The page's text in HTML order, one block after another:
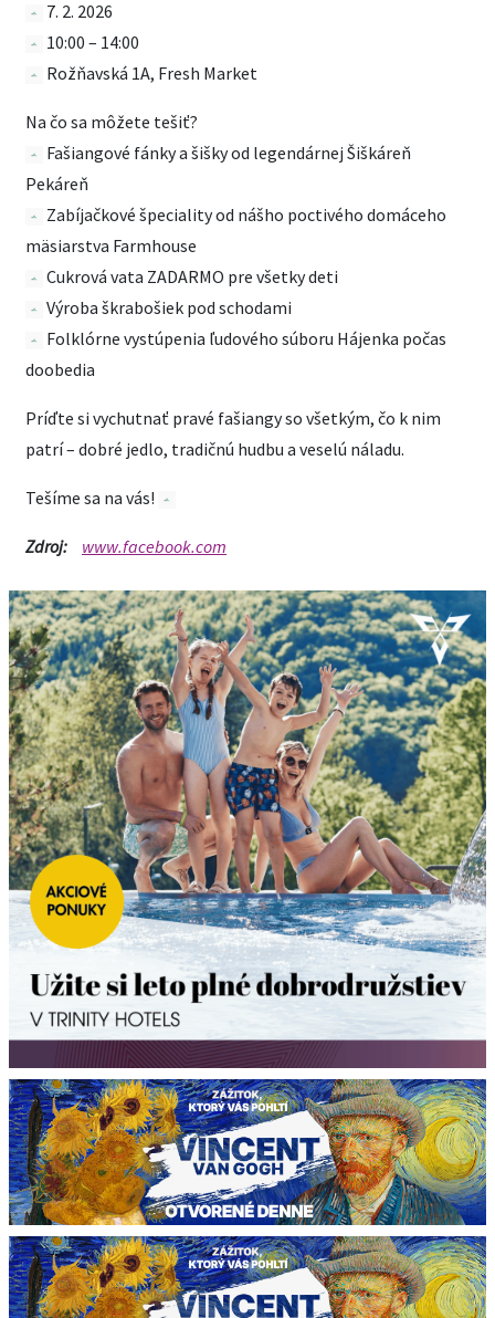
7. 2. 2026
10:00 – 14:00
Rožňavská 1A, Fresh Market
Na čo sa môžete tešiť?
Fašiangové fánky a šišky od legendárnej Šiškáreň
Pekáreň
Zabíjačkové špeciality od nášho poctivého domáceho
mäsiarstva Farmhouse
Cukrová vata ZADARMO pre všetky deti
Výroba škrabošiek pod schodami
Folklórne vystúpenia ľudového súboru Hájenka počas
doobedia
Príďte si vychutnať pravé fašiangy so všetkým, čo k nim
patrí – dobré jedlo, tradičnú hudbu a veselú náladu.
Tešíme sa na vás!
Zdroj: www.facebook.com